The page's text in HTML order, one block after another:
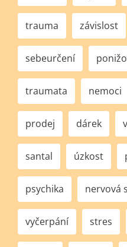
trauma závislost
sebeurčení
traumata nemoci
prodej dárek
santal úzkost
psychika nervová
vyčerpání stres